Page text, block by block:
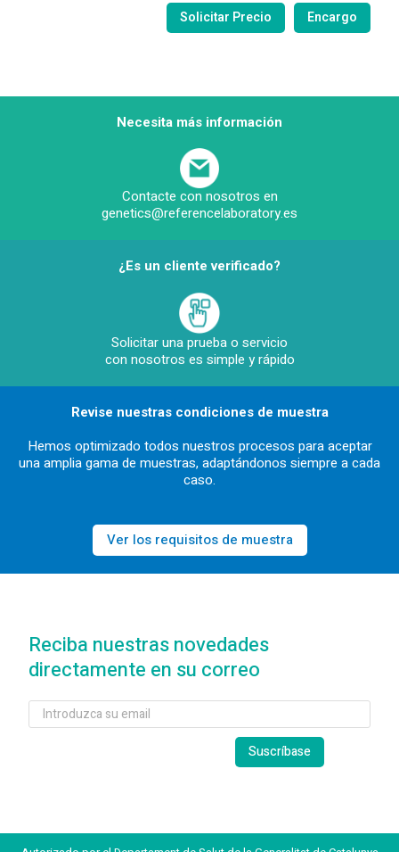
Necesita más información
Contacte con nosotros en
genetics@referencelaboratory.es
¿Es un cliente verificado?
Solicitar una prueba o servicio
con nosotros es simple y rápido
Revise nuestras condiciones de muestra
Hemos optimizado todos nuestros procesos para aceptar
una amplia gama de muestras, adaptándonos siempre a cada
caso.
Ver los requisitos de muestra
Reciba nuestras novedades
directamente en su correo